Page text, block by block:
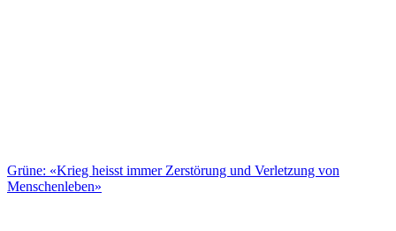
Grüne: «Krieg heisst immer Zerstörung und Verletzung von
Menschenleben»